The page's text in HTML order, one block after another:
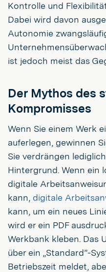
Kontrolle und
Dabei wird davon
Autonomie
ist jedoch meist das
Der Mythos des
Kompromisses
Wenn Sie einem Werk
auferlegen, gewinnen
Sie verdrängen
Hintergrund. Wenn ein
digitale
kann, digitale
kann, um ein neues
wird er ein PDF
Werkbank kleben. Das
über ein „Standard”-
Betriebszeit meldet,